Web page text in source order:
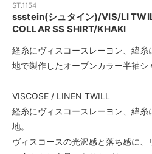
ST.1154
ssstein(シュタイン)/VIS/LI
COLLAR SS SHIRT/KHAKI
経糸にヴィスコースレーヨン、緯
地で製作したオープンカラー半袖シ
VISCOSE / LINEN TWILL
経糸にヴィスコースレーヨン、緯
地。
ヴィスコースの光沢感と落ち感に